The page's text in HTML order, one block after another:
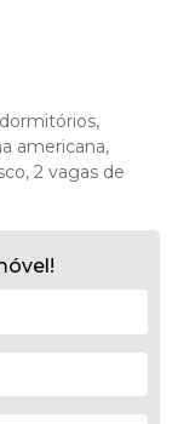
americana,
2 vagas de